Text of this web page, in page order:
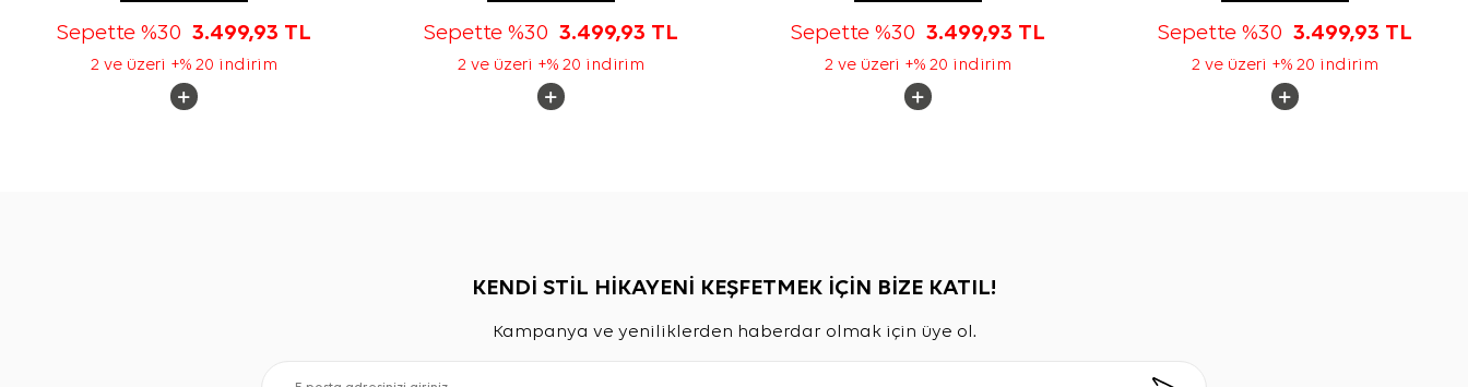
Sepette %30 3.499,93 TL
2 ve üzeri +% 20 indirim
Sepette %30 3.499,93 TL
2 ve üzeri +% 20 indirim
Sepette %30 3.499,93 TL
2 ve üzeri +% 20 indirim
Sepette %30 3.499,93 TL
2 ve üzeri +% 20 indirim
KENDİ STİL HİKAYENİ KEŞFETMEK İÇİN BİZE KATIL!
Kampanya ve yeniliklerden haberdar olmak için üye ol.